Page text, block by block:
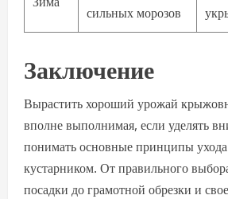
сильных морозов
Заключение
Вырастить хороший урожай
вполне выполнимая, если уделять
понимать основные принципы ухода
кустарником. От правильного
посадки до грамотной обрезки и